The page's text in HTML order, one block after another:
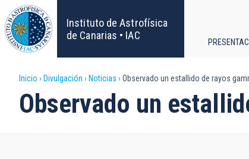
Pasar
al
contenido
principal
Instituto de Astrofísica
de Canarias • IAC
Sobrescribir
enlaces
Inicio Divulgación Noticias Observado un estallido de rayos
Observado un